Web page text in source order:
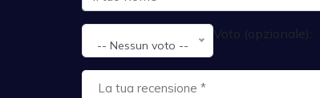
Voto (opzionale):
-- Nessun voto --